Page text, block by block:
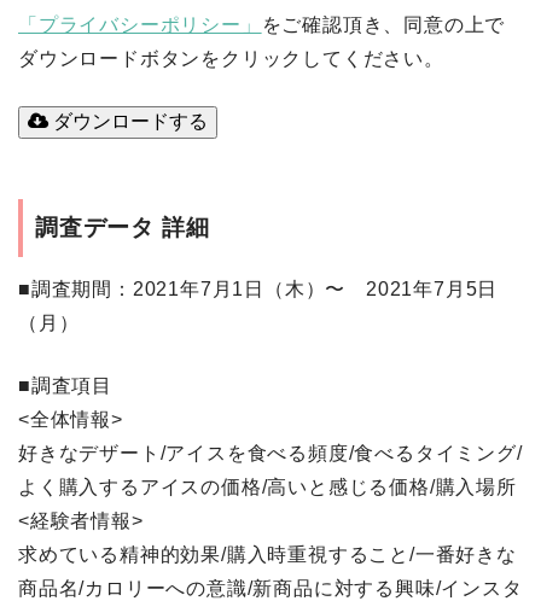
「プライバシーポリシー」
をご確認頂き、同意の上で
ダウンロードボタンをクリックしてください。
ダウンロードする
調査データ 詳細
■調査期間 ：2021年7月1日（木）〜 2021年7月5日
（月）
■調査項目
<全体情報>
好きなデザート/アイスを食べる頻度/食べるタイミング/
よく購入するアイスの価格/高いと感じる価格/購入場所
<経験者情報>
求めている精神的効果/購入時重視すること/一番好きな
商品名/カロリーへの意識/新商品に対する興味/インスタ